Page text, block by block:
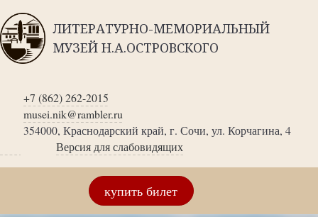
ЛИТЕРАТУРНО-МЕМОРИАЛЬНЫЙ
МУЗЕЙ Н.А.ОСТРОВСКОГО
+7 (862) 262-2015
musei.nik@rambler.ru
354000, Краснодарский край, г. Сочи, ул. Корчагина, 4
Версия для слабовидящих
купить билет